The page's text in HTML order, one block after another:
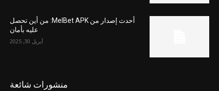
أحدث إصدار من MelBet APK: من أين تحصل
عليه بأمان
أبريل 30, 2025
منشورات شائعة